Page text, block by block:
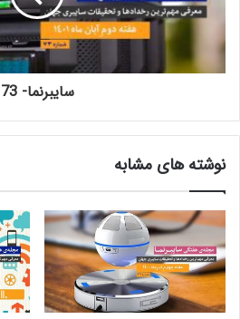
سایبرنما- 73
نوشته های مشابه